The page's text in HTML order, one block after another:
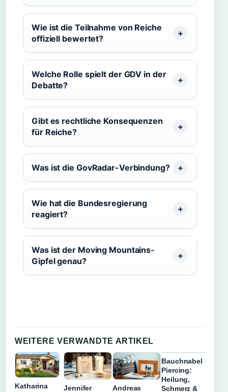
Wie ist die Teilnahme von Reiche
offiziell bewertet?
Welche Rolle spielt der GDV in der
Debatte?
Gibt es rechtliche Konsequenzen
für Reiche?
Was ist die GovRadar-Verbindung?
Wie hat die Bundesregierung
reagiert?
Was ist der Moving Mountains-
Gipfel genau?
WEITERE VERWANDTE ARTIKEL
Katharina
Jennifer
Andreas
Bauchnabel
Piercing:
Heilung,
Schmerz &